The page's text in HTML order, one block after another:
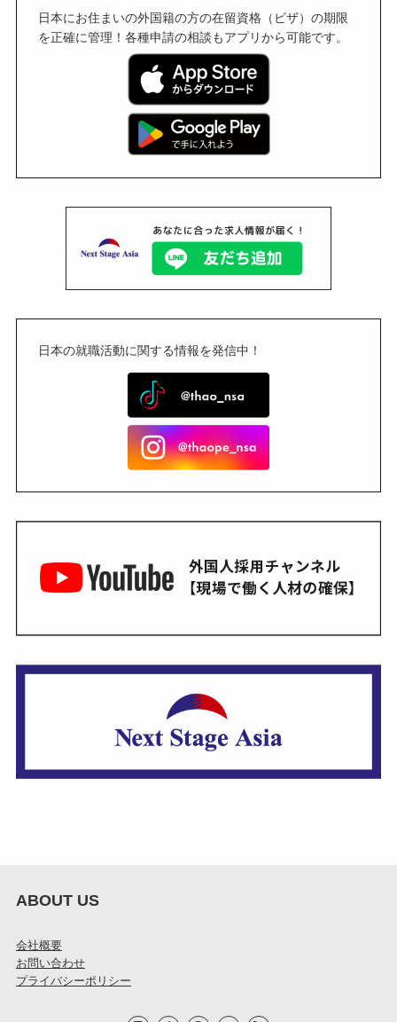
日本にお住まいの外国籍の方の在留資格（ビザ）の期限
を正確に管理！各種申請の相談もアプリから可能です。
日本の就職活動に関する情報を発信中！
ABOUT US
会社概要
お問い合わせ
プライバシーポリシー